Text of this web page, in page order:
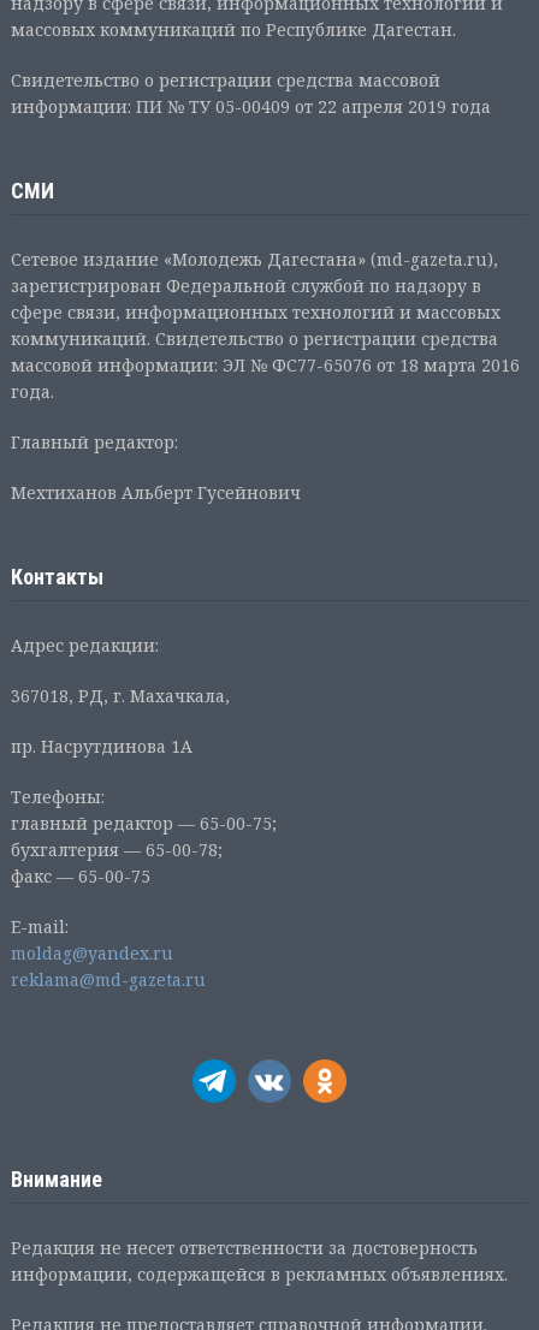
массовых коммуникаций по Республике Дагестан.
Свидетельство о регистрации средства массовой
информации: ПИ № ТУ 05-00409 от 22 апреля 2019 года
СМИ
Сетевое издание «Молодежь Дагестана» (md-gazeta.ru),
зарегистрирован Федеральной службой по надзору в
сфере связи, информационных технологий и массовых
коммуникаций. Свидетельство о регистрации средства
массовой информации: ЭЛ № ФС77-65076 от 18 марта 2016
года.
Главный редактор:
Мехтиханов Альберт Гусейнович
Контакты
Адрес редакции:
367018, РД, г. Махачкала,
пр. Насрутдинова 1А
Телефоны:
главный редактор — 65-00-75;
бухгалтерия — 65-00-78;
факс — 65-00-75
E-mail:
moldag@yandex.ru
reklama@md-gazeta.ru
Внимание
Редакция не несет ответственности за достоверность
информации, содержащейся в рекламных объявлениях.
Редакция не предоставляет справочной информации.